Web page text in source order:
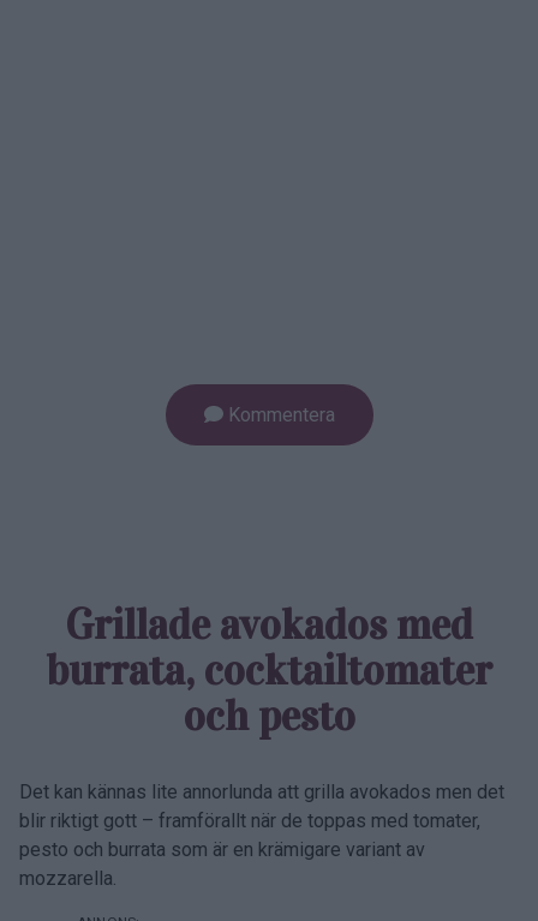
Kommentera
Grillade avokados med
burrata, cocktailtomater
och pesto
Det kan kännas lite annorlunda att grilla avokados men det
blir riktigt gott – framförallt när de toppas med tomater,
pesto och burrata som är en krämigare variant av
mozzarella.